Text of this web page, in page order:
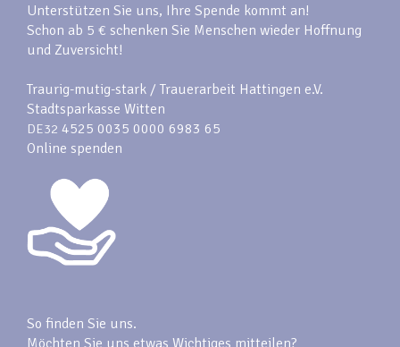
Unterstützen Sie uns, Ihre Spende kommt an!
Schon ab 5 € schenken Sie Menschen wieder Hoffnung
und Zuversicht!
Traurig-mutig-stark / Trauerarbeit Hattingen e.V.
Stadtsparkasse Witten
DE32 4525 0035 0000 6983 65
Online spenden
So finden Sie uns.
Möchten Sie uns etwas Wichtiges mitteilen?